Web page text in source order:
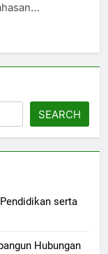
SEARCH
serta
Hubungan